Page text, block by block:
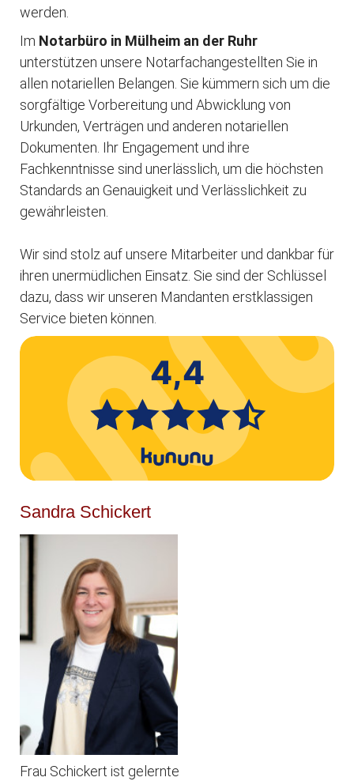
werden.
Im Notarbüro in Mülheim an der Ruhr
unterstützen unsere Notarfachangestellten Sie in
allen notariellen Belangen. Sie kümmern sich um die
sorgfältige Vorbereitung und Abwicklung von
Urkunden, Verträgen und anderen notariellen
Dokumenten. Ihr Engagement und ihre
Fachkenntnisse sind unerlässlich, um die höchsten
Standards an Genauigkeit und Verlässlichkeit zu
gewährleisten.
Wir sind stolz auf unsere Mitarbeiter und dankbar für
ihren unermüdlichen Einsatz. Sie sind der Schlüssel
dazu, dass wir unseren Mandanten erstklassigen
Service bieten können.
Sandra Schickert
Frau Schickert ist gelernte